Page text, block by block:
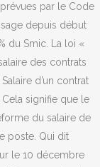
par le Code
depuis début
du Smic. La loi «
des contrats
d’un contrat
Cela signifie que le
du salaire de
poste. Qui dit
le 10 décembre